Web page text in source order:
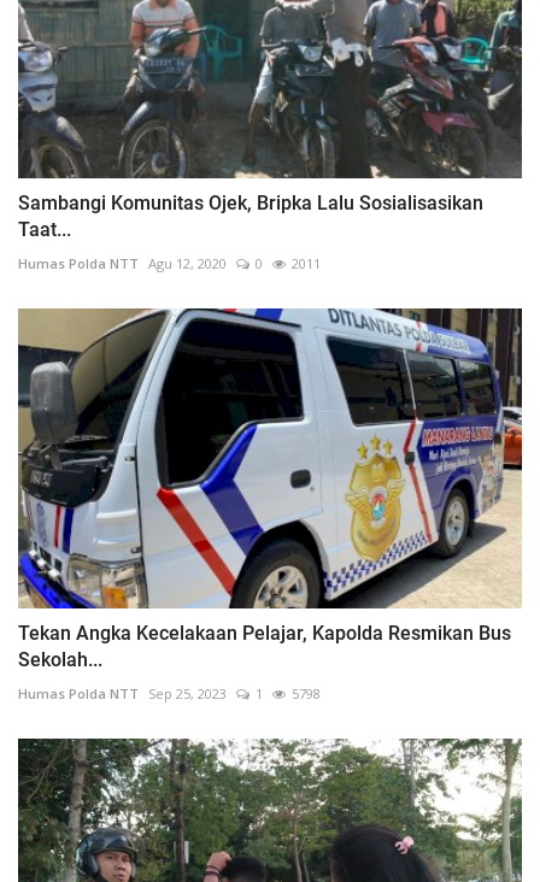
Sambangi Komunitas Ojek, Bripka Lalu Sosialisasikan
Taat...
Humas Polda NTT Agu 12, 2020 0 2011
Tekan Angka Kecelakaan Pelajar, Kapolda Resmikan Bus
Sekolah...
Humas Polda NTT Sep 25, 2023 1 5798